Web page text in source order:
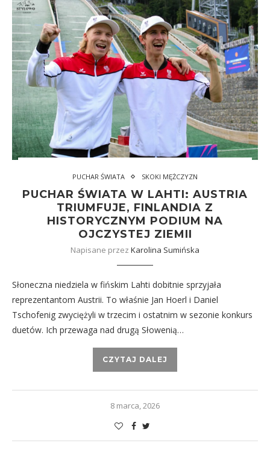
PUCHAR ŚWIATA SKOKI MĘŻCZYZN
PUCHAR ŚWIATA W LAHTI: AUSTRIA
TRIUMFUJE, FINLANDIA Z
HISTORYCZNYM PODIUM NA
OJCZYSTEJ ZIEMII
Napisane przez Karolina Sumińska
Słoneczna niedziela w fińskim Lahti dobitnie sprzyjała
reprezentantom Austrii. To właśnie Jan Hoerl i Daniel
Tschofenig zwyciężyli w trzecim i ostatnim w sezonie konkurs
duetów. Ich przewaga nad drugą Słowenią…
CZYTAJ DALEJ
8 marca, 2026